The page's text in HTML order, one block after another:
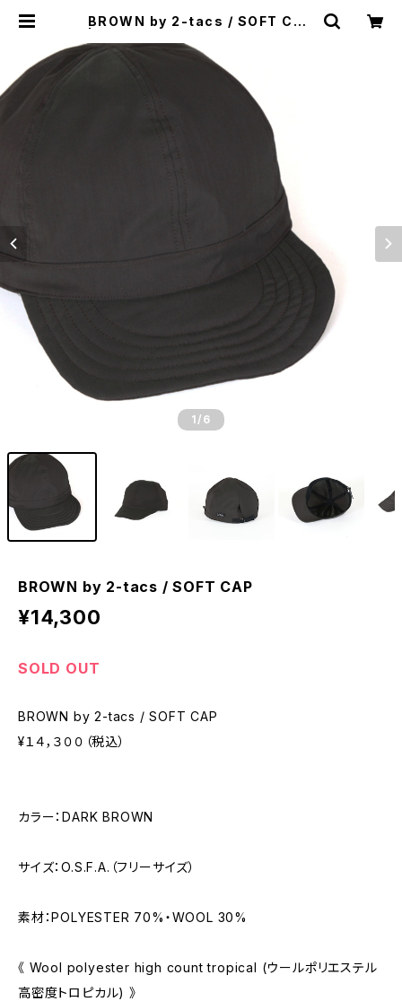
BROWN by 2-tacs / SOFT CAP
ハウス
1 /6
BROWN by 2-tacs / SOFT CAP
¥14,300
SOLD OUT
BROWN by 2-tacs / SOFT CAP
¥１４，３００（税込）
カラー：DARK BROWN
サイズ：O.S.F.A.（フリーサイズ）
素材：POLYESTER 70%・WOOL 30%
《 Wool polyester high count tropical (ウールポリエステル
高密度トロピカル) 》